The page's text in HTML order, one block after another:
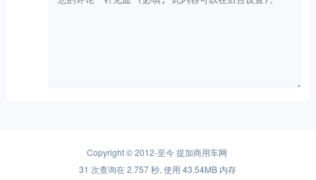
Copyright © 2012-至今提加商用车网
31 次查询在 2.757 秒, 使用 43.54MB 内存